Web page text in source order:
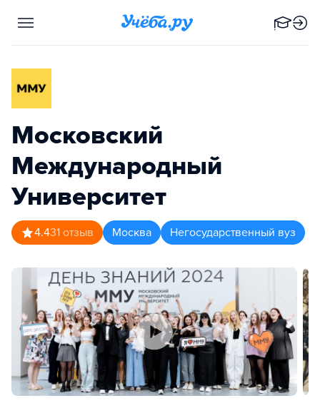
Московский
Международный
Университет
4.431 отзыв Москва Негосударственный вуз